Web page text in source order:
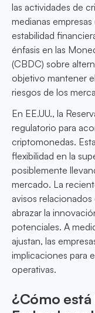
las actividades de
medianas
estabilidad
énfasis en las
(CBDC) sobre
objetivo mantener
riesgos de los
En EE.UU., la
regulatorio para
criptomonedas.
flexibilidad en la
posiblemente
mercado. La
avisos
abrazar la
potenciales. A
ajustan, las
implicaciones para
operativas.
¿Cómo está